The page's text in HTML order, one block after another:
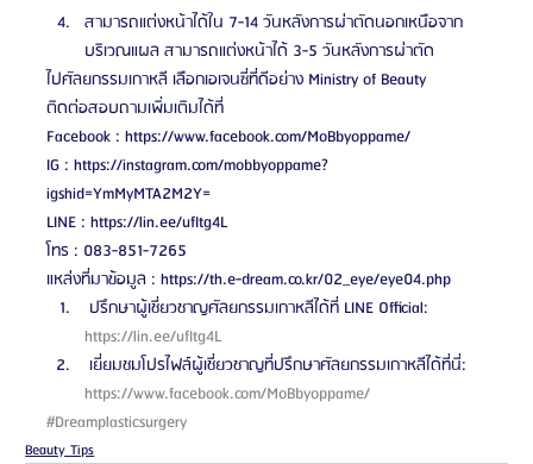
สามารถแต่งหน้าได้ใน 7-14 วันหลังการผ่าตัดนอกเหนือจาก
บริเวณแผล สามารถแต่งหน้าได้ 3-5 วันหลังการผ่าตัด
ไปศัลยกรรมเกาหลี เลือกเอเจนซี่ที่ดีอย่าง Ministry of Beauty
ติดต่อสอบถามเพิ่มเติมได้ที่
Facebook : https://www.facebook.com/MoBbyoppame/
IG : https://instagram.com/mobbyoppame?
igshid=YmMyMTA2M2Y=
LINE : https://lin.ee/ufItg4L
โทร : 083-851-7265
แหล่งที่มาข้อมูล : https://th.e-dream.co.kr/02_eye/eye04.php
ปรึกษาผู้เชี่ยวชาญศัลยกรรมเกาหลีได้ที่ LINE Official:
https://lin.ee/ufItg4L
เยี่ยมชมโปรไฟล์ผู้เชี่ยวชาญที่ปรึกษาศัลยกรรมเกาหลีได้ที่นี่:
https://www.facebook.com/MoBbyoppame/
#Dreamplasticsurgery
Beauty Tips